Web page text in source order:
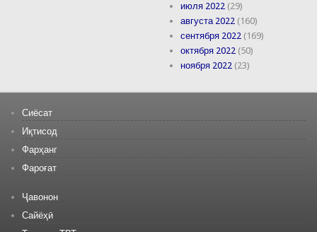
июля 2022 (29)
августа 2022 (160)
сентября 2022 (169)
октября 2022 (50)
ноября 2022 (23)
Сиёсат
Иқтисод
Фарҳанг
Фароғат
Ҷавонон
Сайёҳӣ